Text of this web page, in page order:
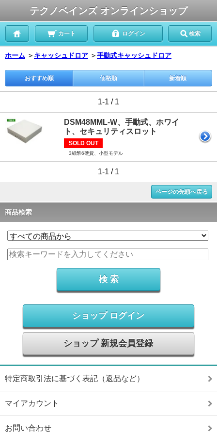
テクノベインズ オンラインショップ
カート ログイン 検索
ホーム ＞ キャッシュドロア ＞手動式キャッシュドロア
おすすめ順 価格順 新着順
1-1 / 1
DSM48MML-W、手動式、ホワイ
ト、セキュリティスロット
SOLD OUT
3紙幣6硬貨、小型モデル
1-1 / 1
ページの先頭へ戻る
商品検索
ショップ ログイン
ショップ 新規会員登録
特定商取引法に基づく表記（返品など）
マイアカウント
お問い合わせ